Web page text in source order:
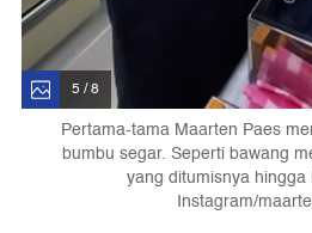
5 / 8
Pertama-tama Maarten Paes
bumbu segar. Seperti bawang
yang ditumisnya
Instagram/